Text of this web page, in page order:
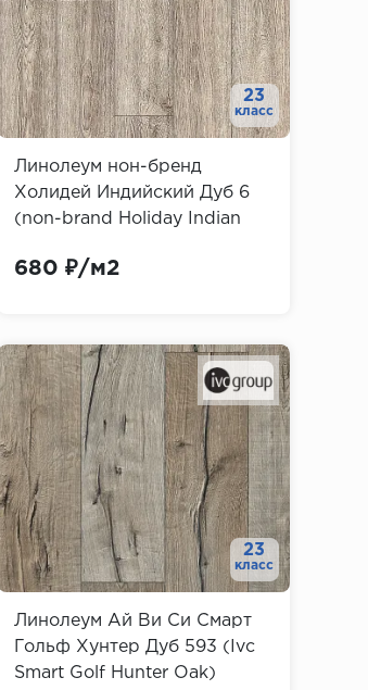
23
класс
Линолеум нон-бренд
Холидей Индийский Дуб 6
(non-brand Holiday Indian
680 ₽/м2
23
класс
Линолеум Ай Ви Си Смарт
Гольф Хунтер Дуб 593 (Ivc
Smart Golf Hunter Oak)